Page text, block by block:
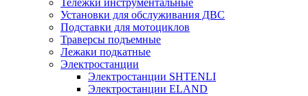
Тележки инструментальные
Установки для обслуживания ДВС
Подставки для мотоциклов
Траверсы подъемные
Лежаки подкатные
Электростанции
Электростанции SHTENLI
Электростанции ELAND